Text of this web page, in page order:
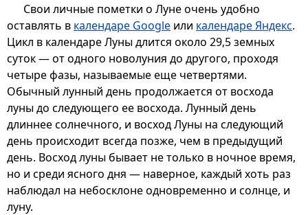
Свои личные пометки о Луне очень удобно
оставлять в календаре Google или календаре Яндекс.
Цикл в календаре Луны длится около 29,5 земных
суток — от одного новолуния до другого, проходя
четыре фазы, называемые еще четвертями.
Обычный лунный день продолжается от восхода
луны до следующего ее восхода. Лунный день
длиннее солнечного, и восход Луны на следующий
день происходит всегда позже, чем в предыдущий
день. Восход луны бывает не только в ночное время,
но и среди ясного дня — наверное, каждый хоть раз
наблюдал на небосклоне одновременно и солнце, и
луну.